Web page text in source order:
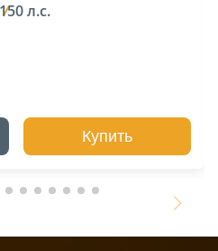
150 л.с.
Купить